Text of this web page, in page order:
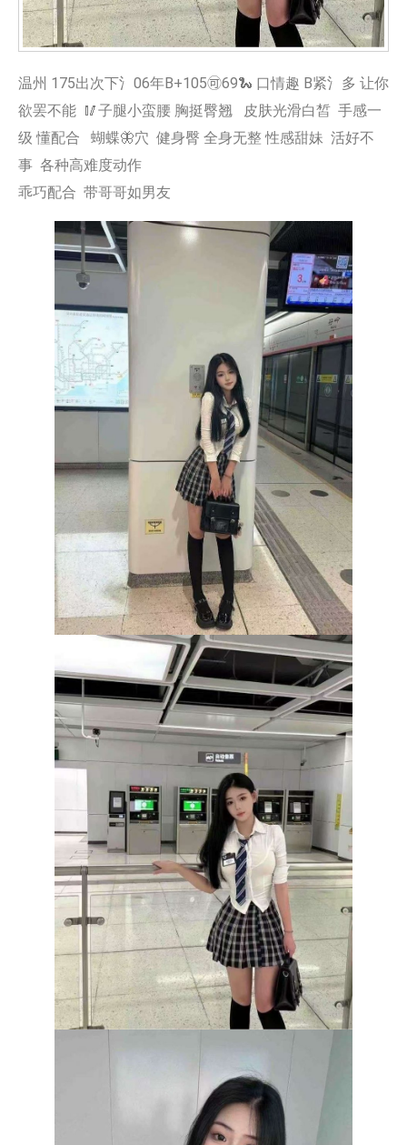
温州 175出次下氵06年B+105🉑69🐍 口情趣 B紧氵多 让你
欲罢不能 🥢子腿小蛮腰 胸挺臀翘 皮肤光滑白皙 手感一
级 懂配合 蝴蝶🦋穴 健身臀 全身无整 性感甜妹 活好不
事 各种高难度动作
乖巧配合 带哥哥如男友